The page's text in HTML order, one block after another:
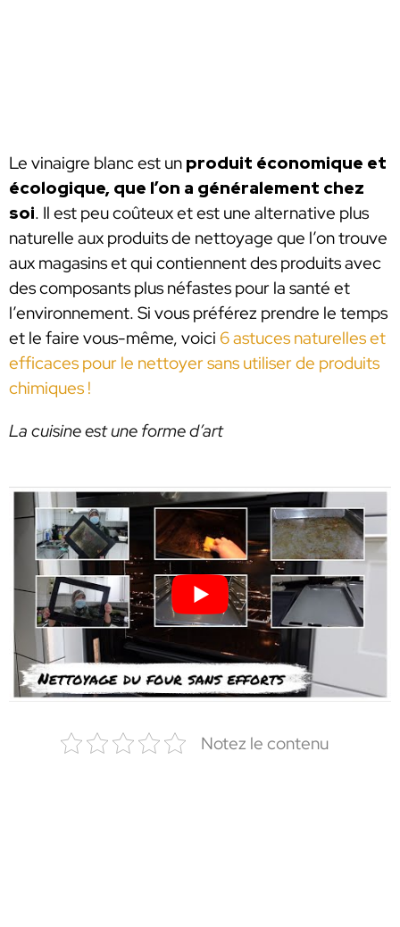
Le vinaigre blanc est un produit économique et
écologique, que l’on a généralement chez
soi. Il est peu coûteux et est une alternative plus
naturelle aux produits de nettoyage que l’on trouve
aux magasins et qui contiennent des produits avec
des composants plus néfastes pour la santé et
l’environnement. Si vous préférez prendre le temps
et le faire vous-même, voici 6 astuces naturelles et
efficaces pour le nettoyer sans utiliser de produits
chimiques !
La cuisine est une forme d’art
Notez le contenu